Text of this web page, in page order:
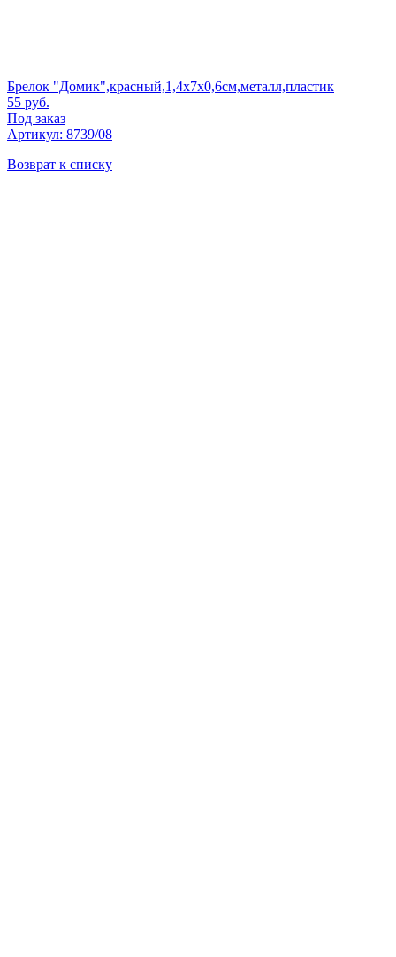
Брелок "Домик",красный,1,4х7х0,6см,металл,пластик
55 руб.
Под заказ
Артикул: 8739/08
Возврат к списку